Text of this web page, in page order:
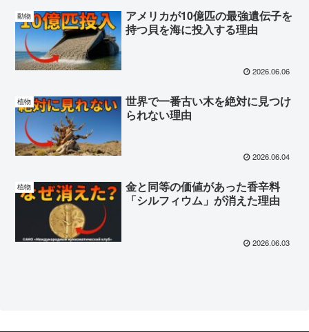
動物
アメリカが10億匹の最強遺伝子を
持つ貝を海に投入する理由
2026.06.06
植物
世界で一番古い木を絶対に見つけ
られない理由
2026.06.04
植物
金と同等の価値があった香辛料
「シルフィウム」が消えた理由
2026.06.03